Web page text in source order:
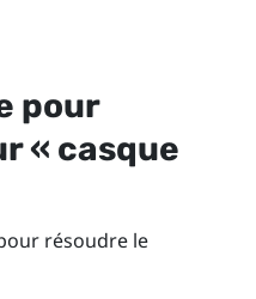
pour
« casque
résoudre le